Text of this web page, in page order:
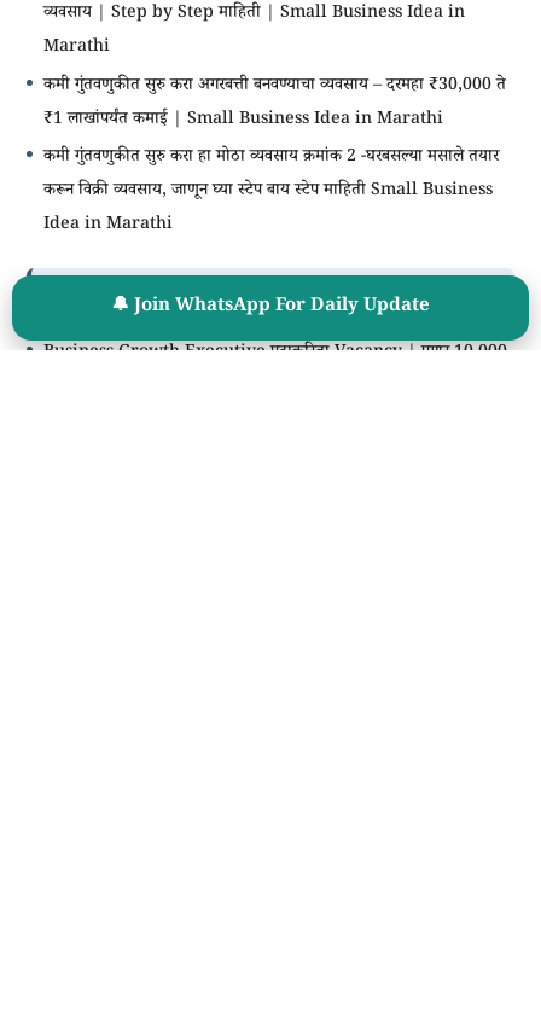
🔔 Join WhatsApp For Daily Update
व्यवसाय | Step by Step माहिती | Small Business Idea in
Marathi
कमी गुंतवणुकीत सुरु करा अगरबत्ती बनवण्याचा व्यवसाय – दरमहा ₹30,000 ते
₹1 लाखांपर्यंत कमाई | Small Business Idea in Marathi
कमी गुंतवणुकीत सुरु करा हा मोठा व्यवसाय क्रमांक 2 -घरबसल्या मसाले तयार
करून विक्री व्यवसाय, जाणून घ्या स्टेप बाय स्टेप माहिती Small Business
Idea in Marathi
खाजगी कंपन्यातील भरती
Business Growth Executive पदाकरिता Vacancy | पगार 10,000